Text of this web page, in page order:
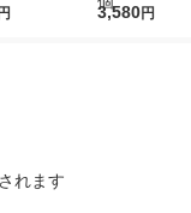
BD-RE DL5
円
式 オートリ
3,580円
れます